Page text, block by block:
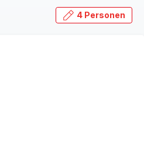
4 Personen